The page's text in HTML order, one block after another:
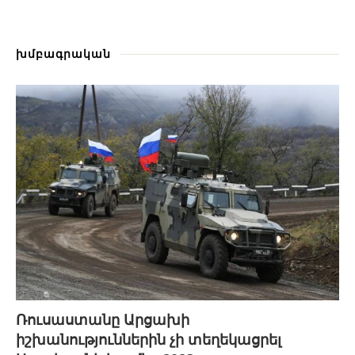
խմբագրական
Ռուսաստանը Արցախի
իշխանություններին չի տեղեկացրել